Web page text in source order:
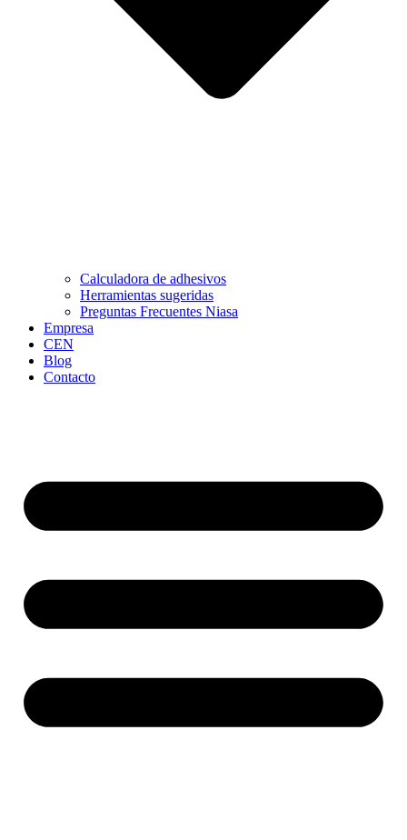
Calculadora de adhesivos
Herramientas sugeridas
Preguntas Frecuentes Niasa
Empresa
CEN
Blog
Contacto